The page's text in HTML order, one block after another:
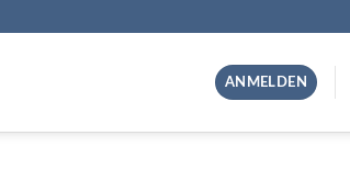
ANMELDEN